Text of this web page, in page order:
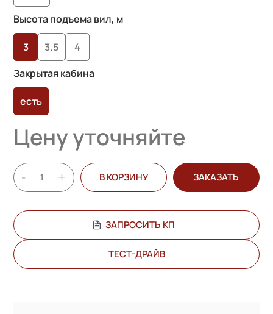
Высота подъема вил, м
3 3.5
4
Закрытая кабина
есть
Цену уточняйте
- + В КОРЗИНУ ЗАКАЗАТЬ
ЗАПРОСИТЬ КП
ТЕСТ-ДРАЙВ